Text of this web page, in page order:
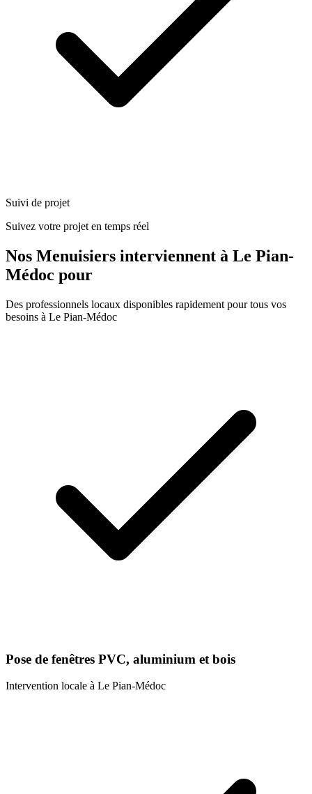
Suivi de projet
Suivez votre projet en temps réel
Nos Menuisiers interviennent à Le Pian-
Médoc pour
Des professionnels locaux disponibles rapidement pour tous vos
besoins à Le Pian-Médoc
Pose de fenêtres PVC, aluminium et bois
Intervention locale à Le Pian-Médoc